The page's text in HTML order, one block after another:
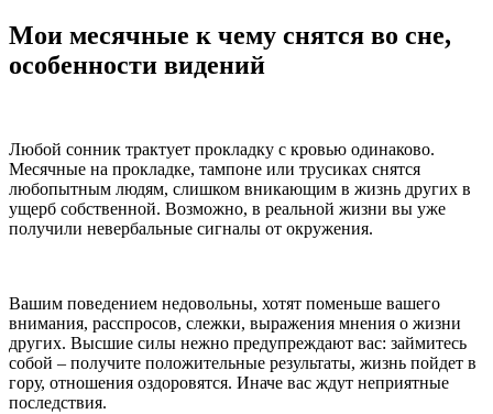
Мои месячные к чему снятся во сне,
особенности видений
Любой сонник трактует прокладку с кровью одинаково.
Месячные на прокладке, тампоне или трусиках снятся
любопытным людям, слишком вникающим в жизнь других в
ущерб собственной. Возможно, в реальной жизни вы уже
получили невербальные сигналы от окружения.
Вашим поведением недовольны, хотят поменьше вашего
внимания, расспросов, слежки, выражения мнения о жизни
других. Высшие силы нежно предупреждают вас: займитесь
собой – получите положительные результаты, жизнь пойдет в
гору, отношения оздоровятся. Иначе вас ждут неприятные
последствия.